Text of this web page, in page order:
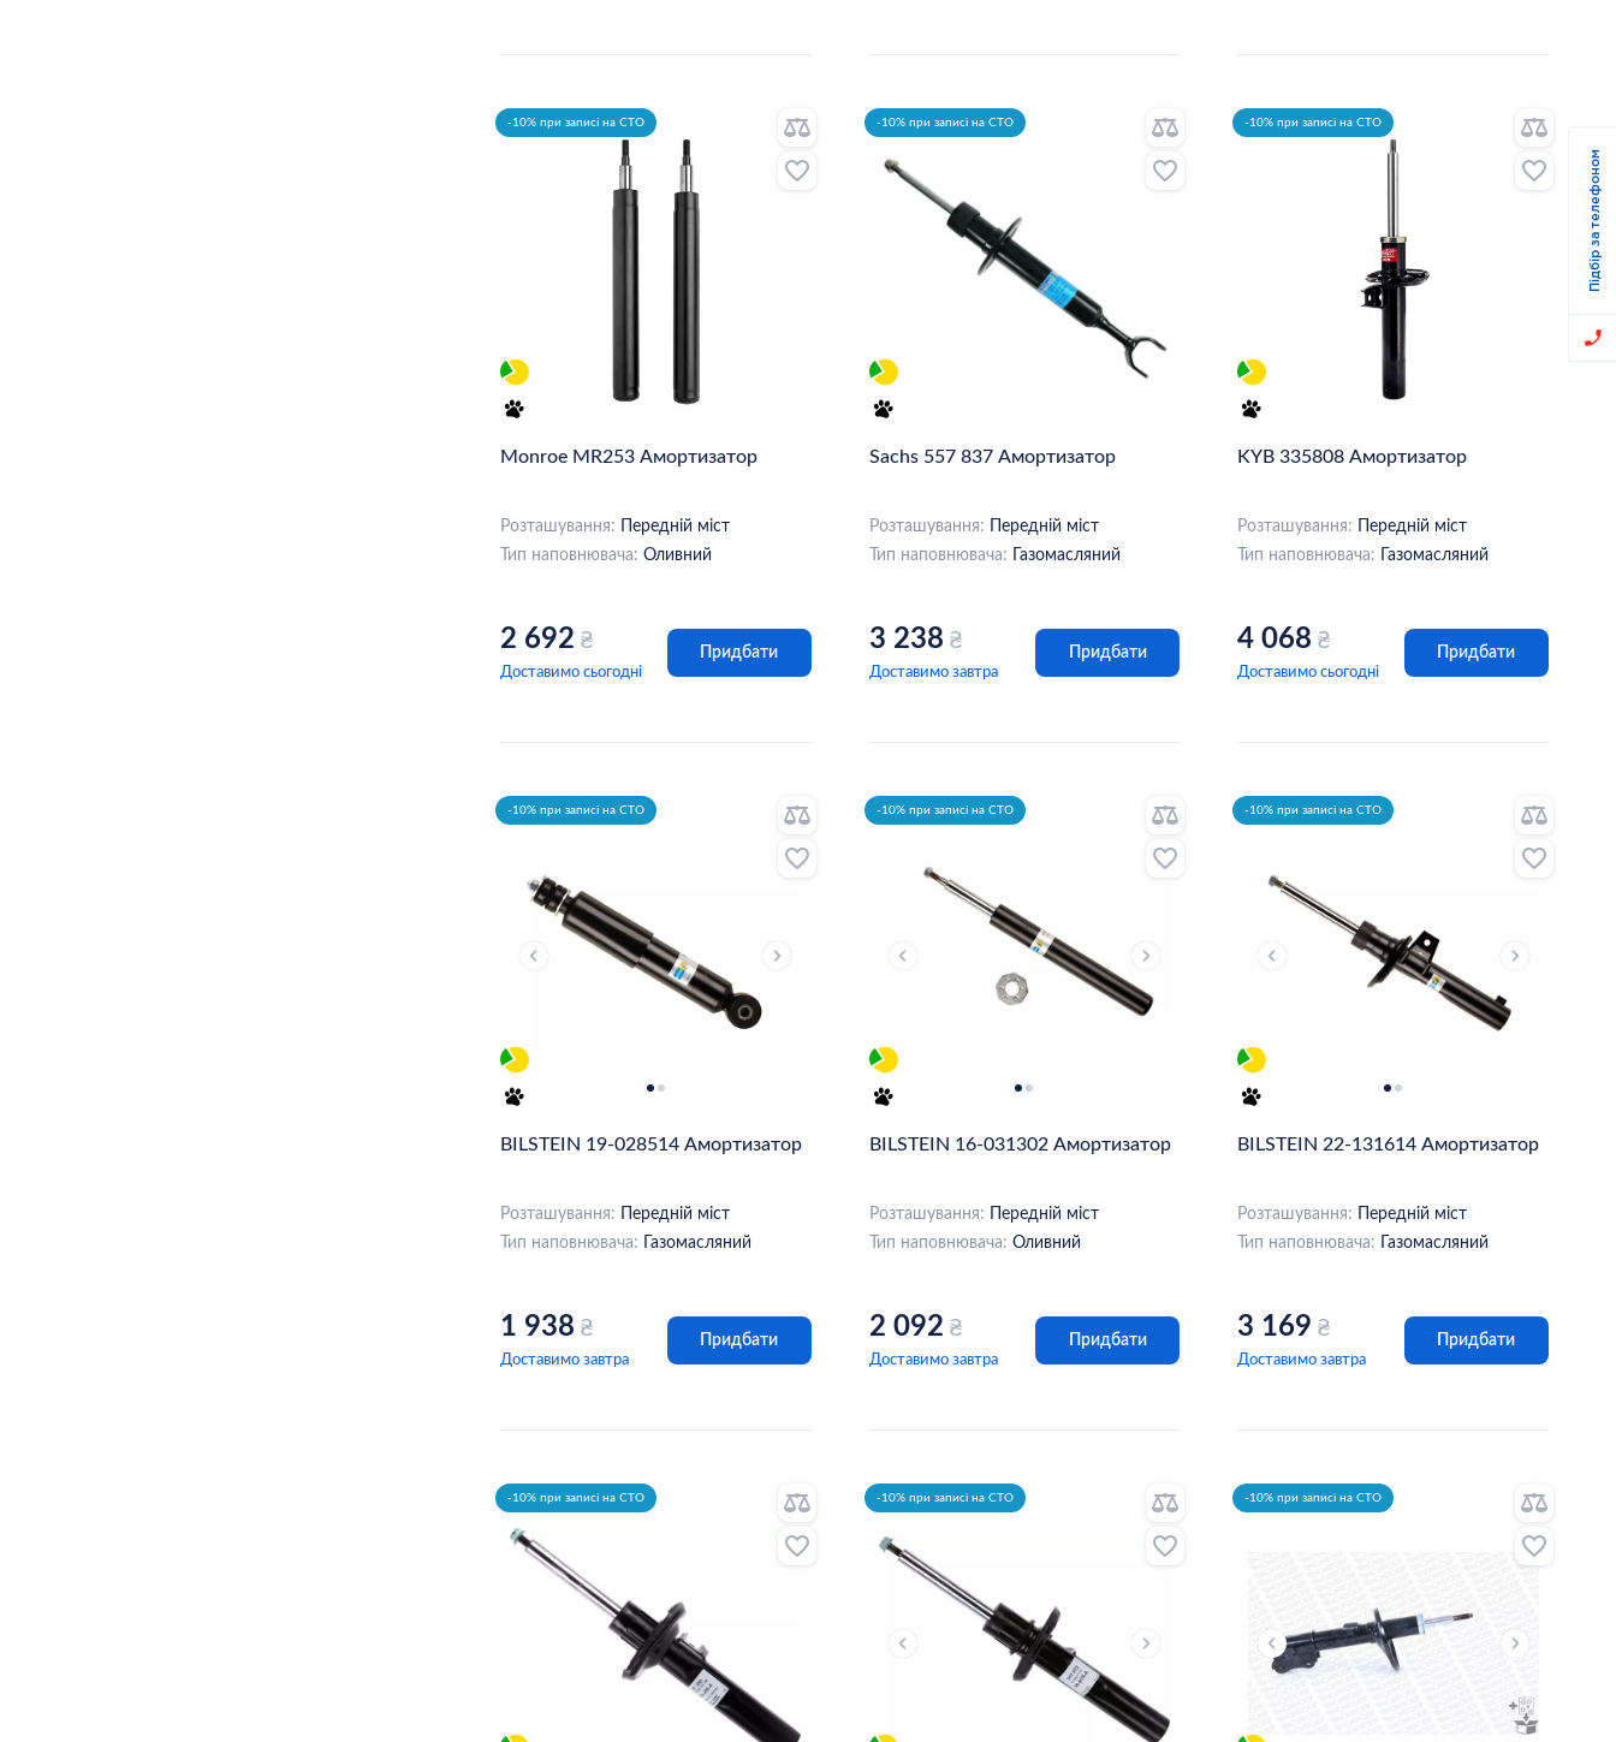
-10% при записі на СТО
Monroe MR253 Амортизатор
Розташування:
Передній міст
Тип наповнювача: Оливний
2 692 ₴
Доставимо сьогодні
Придбати
-10% при записі на СТО
Sachs 557 837 Амортизатор
Розташування:
Передній міст
Тип наповнювача:
Газомасляний
3 238 ₴
Доставимо завтра
Придбати
-10% при записі на СТО
KYB 335808 Амортизатор
Розташування:
Передній міст
Тип наповнювача:
Газомасляний
4 068 ₴
Доставимо сьогодні
Придбати
-10% при записі на СТО
BILSTEIN 19-028514 Амортизатор
Розташування:
Передній міст
Тип наповнювача:
Газомасляний
1 938 ₴
Доставимо завтра
Придбати
-10% при записі на СТО
BILSTEIN 16-031302 Амортизатор
Розташування:
Передній міст
Тип наповнювача: Оливний
2 092 ₴
Доставимо завтра
Придбати
-10% при записі на СТО
BILSTEIN 22-131614 Амортизатор
Розташування:
Передній міст
Тип наповнювача:
Газомасляний
3 169 ₴
Доставимо завтра
Придбати
-10% при записі на СТО -10% при записі на СТО -10% при записі на СТО
Підбір за телефоном